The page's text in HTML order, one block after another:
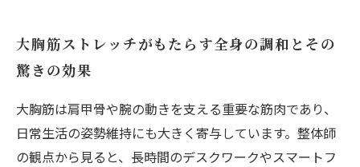
大胸筋ストレッチがもたらす全身の調和とその
驚きの効果
大胸筋は肩甲骨や腕の動きを支える重要な筋肉であり、
日常生活の姿勢維持にも大きく寄与しています。整体師
の観点から見ると、長時間のデスクワークやスマートフ